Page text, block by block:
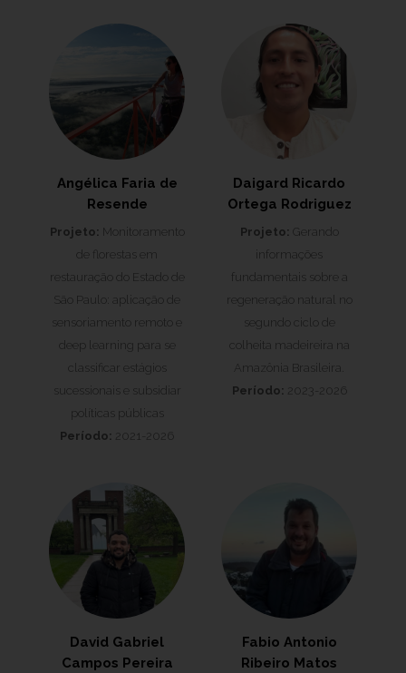
Angélica Faria de
Resende
Projeto: Monitoramento
de florestas em
restauração do Estado de
São Paulo: aplicação de
sensoriamento remoto e
deep learning para se
classificar estágios
sucessionais e subsidiar
políticas públicas
Período: 2021-2026
Daigard Ricardo
Ortega Rodriguez
Projeto: Gerando
informações
fundamentais sobre a
regeneração natural no
segundo ciclo de
colheita madeireira na
Amazônia Brasileira.
Período: 2023-2026
David Gabriel
Campos Pereira
Fabio Antonio
Ribeiro Matos